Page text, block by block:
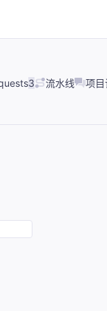
3 流水线 项